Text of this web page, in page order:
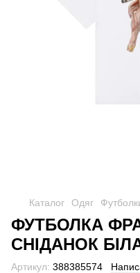
Каталог Одяг
ФУТБОЛКА
СНІДАНОК
Артикул: 388385574